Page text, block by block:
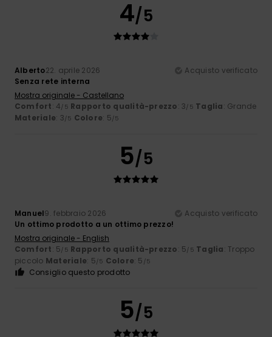
4/5
Alberto22. aprile 2026
Acquisto verificato
Senza rete interna
Mostra originale - Castellano
Comfort: 4/5 Rapporto qualità-prezzo: 3/5 Taglia: Grande
Materiale: 3/5 Colore: 5/5
5/5
Manuel9. febbraio 2026
Acquisto verificato
Un ottimo prodotto a un ottimo prezzo!
Mostra originale - English
Comfort: 5/5 Rapporto qualità-prezzo: 5/5 Taglia: Troppo
piccolo Materiale: 5/5 Colore: 5 /5
Consiglio questo prodotto
5/5